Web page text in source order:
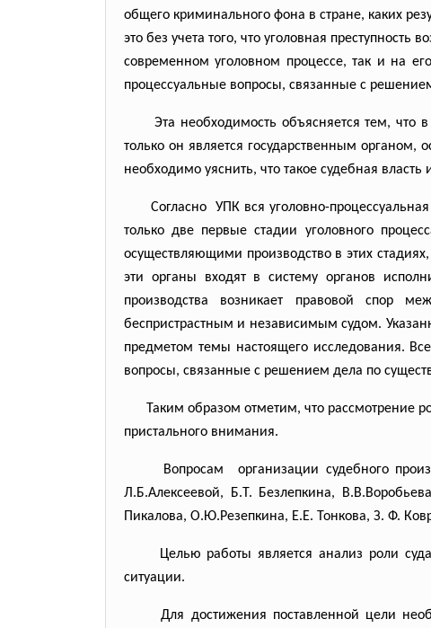
общего криминального фона в стране, каких
это без учета того, что уголовная
современном уголовном процессе, так и на
процессуальные вопросы, связанные с
Эта необходимость объясняется тем, что
только он является государственным
необходимо уяснить, что такое судебная власть
Согласно УПК вся уголовно-
только две первые стадии уголовного
осуществляющими производство в этих
эти органы входят в систему органов
производства возникает правовой спор
беспристрастным и независимым судом.
предметом темы настоящего исследования.
вопросы, связанные с решением дела по
Таким образом отметим, что рассмотрение
пристального внимания.
Вопросам организации судебного
Л.Б.Алексеевой, Б.Т. Безлепкина,
Пикалова, О.Ю.Резепкина, Е.Е. Тонкова, З. Ф.
Целью работы является анализ роли
ситуации.
Для достижения поставленной цели